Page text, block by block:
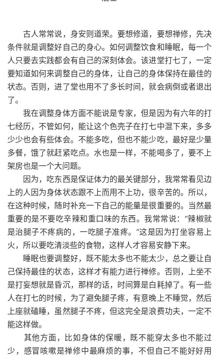
古人常常说，身安则道荣。要想修道，要想禅修，先决
条件就是调整好自己的身心。如何调整饮食和睡眠，每一个
人只要去实践都会有自己的深刻体会。该进堂打七了，一定
要知道如何来调整自己的身体，让自己的身体保持在最佳的
状态。否则，进了堂也用不了多长时间，就会病倒或者退出
了。
我在调整身体方面不能说是专家，但是因为有六年的打
七经历，不管如何，能让这个色壳子在打七中混下来，多多
少少也会有些体会。不能多吃，但也不能少吃，最好是少量
多餐，饿了就赶紧吃点。水也是一样，不能喝多了，要不上
架房也是一个大问题。
因为，吃东西是保证体力的最关键部分，我常常看见边
上的人因为身体状态跟不上而用不上功，很辛苦的。所以，
在这种时候，随时补充一下自己的能量是很重要的。当然最
重要的是不要吃辛辣和重口味的东西。我常常说：“辣椒就
是治腿子不疼病的，一吃腿子准疼。”这是因为打坐容易上
火，所以要吃清淡些的食物，这样人才容易安静下来。
睡眠也要调整好，既不能太多也不能太少，总之要让自
己保持最佳的状态，这样才有能力进行禅修。否则，上坐不
是打妄想就是昏沉，那样的话，时间算是白耗掉了。有一些
人在打七的时候，为了避免腿子疼，有意晚上不睡觉，然后
上座就磕睡，虽然腿子不疼，但这完全是浪费功夫，一定不
能这样做。
其他方面，比如身体的保暖，既不能穿太多也不能过
少，感冒咳嗽是禅修中最麻烦的事，不但自己不能好好用